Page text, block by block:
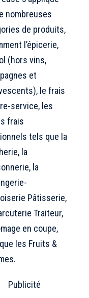
nombreuses
de produits,
l’épicerie,
(hors vins,
et
le frais
service, les
frais
tels que la
la
la
Pâtisserie,
Traiteur,
en coupe,
les Fruits &
Publicité